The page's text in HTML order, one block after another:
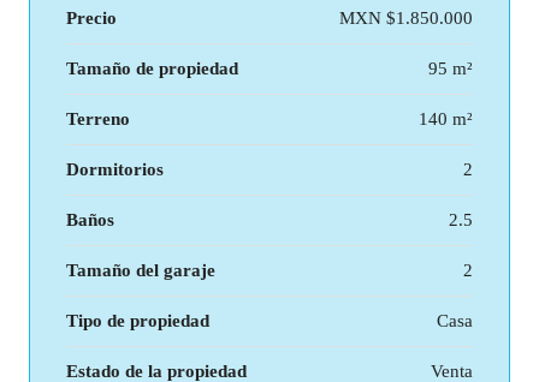
Precio MXN $1.850.000
Tamaño de propiedad 95 m²
Terreno 140 m²
Dormitorios 2
Baños 2.5
Tamaño del garaje 2
Tipo de propiedad Casa
Estado de la propiedad Venta